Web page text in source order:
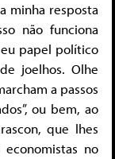
minha resposta
não funciona
papel político
joelhos. Olhe
a passos
ou bem, ao
que lhes
no